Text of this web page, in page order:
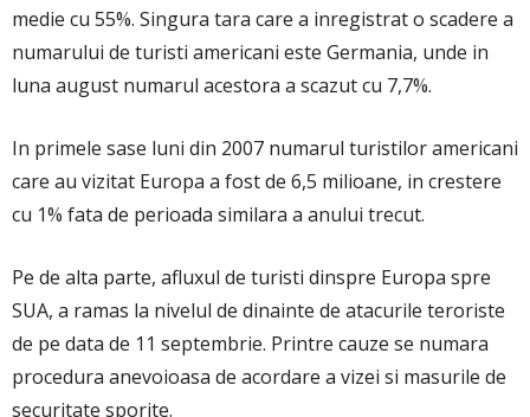
medie cu 55%. Singura tara care a inregistrat o scadere a
numarului de turisti americani este Germania, unde in
luna august numarul acestora a scazut cu 7,7%.
In primele sase luni din 2007 numarul turistilor americani
care au vizitat Europa a fost de 6,5 milioane, in crestere
cu 1% fata de perioada similara a anului trecut.
Pe de alta parte, afluxul de turisti dinspre Europa spre
SUA, a ramas la nivelul de dinainte de atacurile teroriste
de pe data de 11 septembrie. Printre cauze se numara
procedura anevoioasa de acordare a vizei si masurile de
securitate sporite.